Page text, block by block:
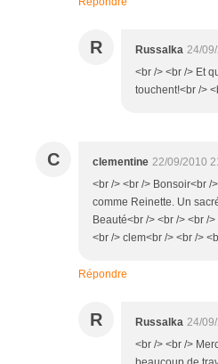
R Russalka 24/
<br /> <br /> Et
touchent!<br />
C clementine 22/09/2010
<br /> <br /> Bonsoir<br /
comme Reinette. Un
Beauté<br /> <br /> <br /
<br /> clem<br /> <br />
Répondre
R Russalka 24/
<br /> <br />